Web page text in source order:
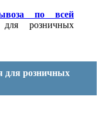
по всей
розничных
для розничных